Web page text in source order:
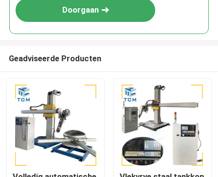
Doorgaan
Geadviseerde Producten